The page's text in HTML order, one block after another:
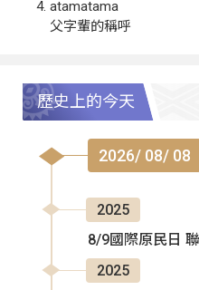
atamatama
父字輩的稱呼
歷史上的今天
2026/ 08/ 08
2025
8/9國際原民日
2025